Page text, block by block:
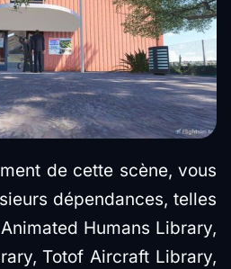
de cette scène, vous
dépendances, telles
Humans Library,
Totof Aircraft Library,